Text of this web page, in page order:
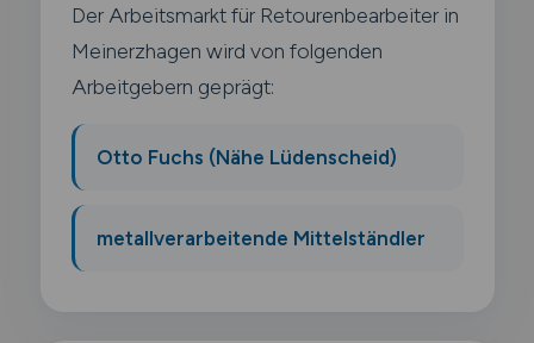
Der Arbeitsmarkt für Retourenbearbeiter in
Meinerzhagen wird von folgenden
Arbeitgebern geprägt:
Otto Fuchs (Nähe Lüdenscheid)
metallverarbeitende Mittelständler